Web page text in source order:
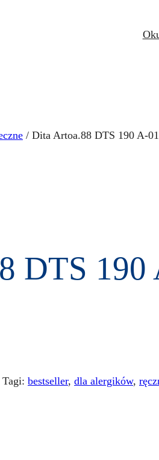
/ Dita Artoa.88 DTS 190 A-01
DTS 190
Tagi: bestseller, dla alergików,